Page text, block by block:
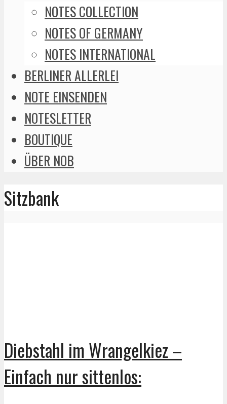
NOTES COLLECTION
NOTES OF GERMANY
NOTES INTERNATIONAL
BERLINER ALLERLEI
NOTE EINSENDEN
NOTESLETTER
BOUTIQUE
ÜBER NOB
Sitzbank
Diebstahl im Wrangelkiez –
Einfach nur sittenlos: